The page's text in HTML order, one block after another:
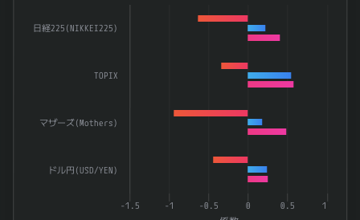
Bar chart with 3 data series.
The chart has 1 X axis displaying categories.
日経225(NIKKEI225)
TOPIX
マザーズ(Mothers)
ドル円(USD/YEN)
-1 -0.5 0 0.5
-1.5 1